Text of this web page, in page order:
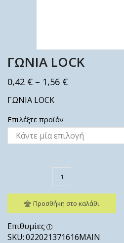
ΓΩΝΙΑ LOCK
0,42 € – 1,56 €
ΓΩΝΙΑ LOCK
Επιλέξτε προϊόν
Προσθήκη στο καλάθι
Επιθυμίες
SKU:022021371616ΜΑΙΝ